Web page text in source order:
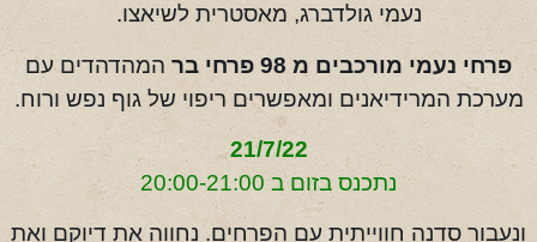
נעמי גולדברג, מאסטרית לשיאצו.
פרחי נעמי מורכבים מ 98 פרחי בר
המהדהדים עם
מערכת המרידיאנים ומאפשרים ריפוי של גוף נפש ורוח.
21/7/22
נתכנס בזום ב 20:00-21:00
ונעבור סדנה חווייתית עם הפרחים. נחווה את דיוקם ואת